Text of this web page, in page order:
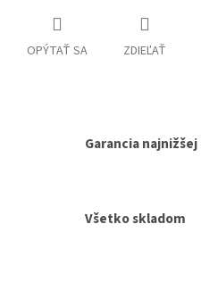
OPÝTAŤ SA ZDIEĽAŤ
Garancia
Všetko skladom